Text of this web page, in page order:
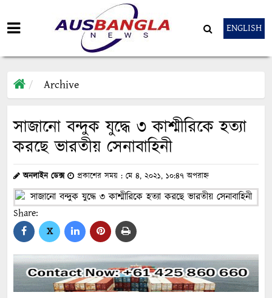
ENGLISH
Archive
সাজানো বন্দুক যুদ্ধে ৩ কাশ্মীরিকে হত্যা
করছে ভারতীয় সেনাবাহিনী
অনলাইন ডেক্স প্রকাশের সময় : মে ৪, ২০২১, ১০:৪৭ অপরাহ্ন
Share:
X